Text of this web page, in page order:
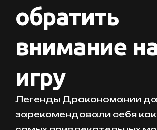
обратить
внимание
игру
Легенды Дракономании
зарекомендовали себя